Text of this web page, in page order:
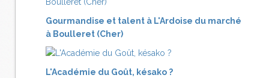
Gourmandise et talent à L'Ardoise du marché
à Boulleret (Cher)
L'Académie du Goût, késako ?